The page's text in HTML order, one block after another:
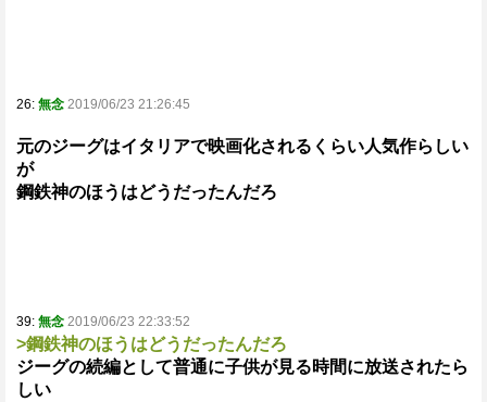
26: 無念 2019/06/23 21:26:45
元のジーグはイタリアで映画化されるくらい人気作らしい
が
鋼鉄神のほうはどうだったんだろ
39: 無念 2019/06/23 22:33:52
>鋼鉄神のほうはどうだったんだろ
ジーグの続編として普通に子供が見る時間に放送されたら
しい